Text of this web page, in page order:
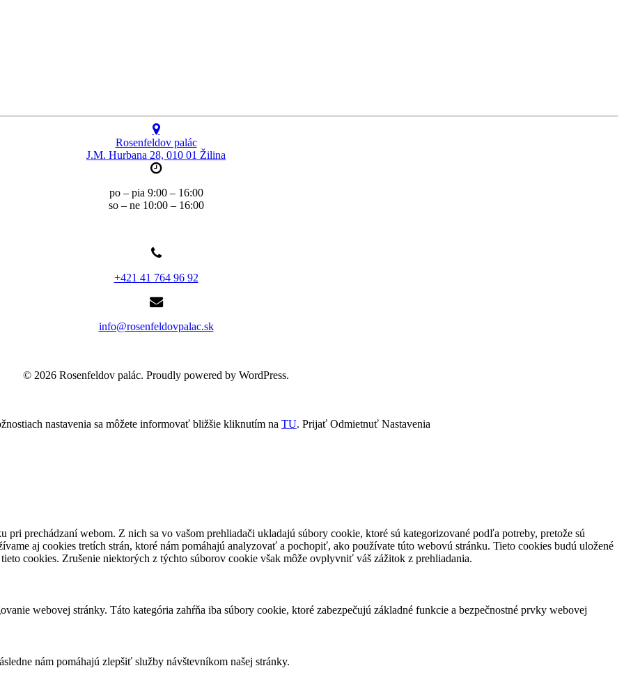
Rosenfeldov palác
J.M. Hurbana 28, 010 01 Žilina
po – pia 9:00 – 16:00
so – ne 10:00 – 16:00
+421 41 764 96 92
info@rosenfeldovpalac.sk
© 2026 Rosenfeldov palác. Proudly powered by WordPress.
nastavenia sa môžete informovať bližšie kliknutím na TU. Prijať Odmietnuť Nastavenia
pri prechádzaní webom. Z nich sa vo vašom prehliadači ukladajú súbory cookie, ktoré sú kategorizované podľa potreby, pretože sú
aj cookies tretích strán, ktoré nám pomáhajú analyzovať a pochopiť, ako používate túto webovú stránku. Tieto cookies budú uložené
cookies. Zrušenie niektorých z týchto súborov cookie však môže ovplyvniť váš zážitok z prehliadania.
webovej stránky. Táto kategória zahŕňa iba súbory cookie, ktoré zabezpečujú základné funkcie a bezpečnostné prvky webovej
nám pomáhajú zlepšiť služby návštevníkom našej stránky.